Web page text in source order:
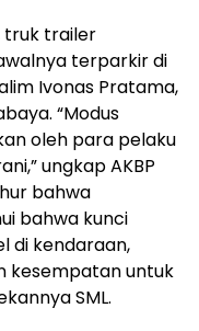
truk trailer
terparkir di
Ivonas Pratama,
“Modus
oleh para pelaku
ungkap AKBP
bahwa
bahwa kunci
di kendaraan,
kesempatan untuk
SML.